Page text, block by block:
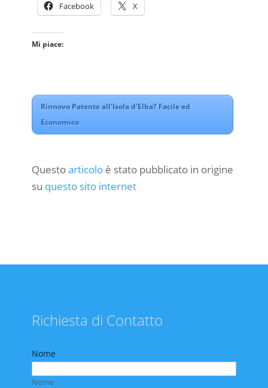
Facebook X
Mi piace:
Rinnovo Patente all'Isola d'Elba? Facile ed
Economico
Questoarticoloè stato pubblicato in origine
su questo sito internet
Richiesta di Contatto
Nome
Nome